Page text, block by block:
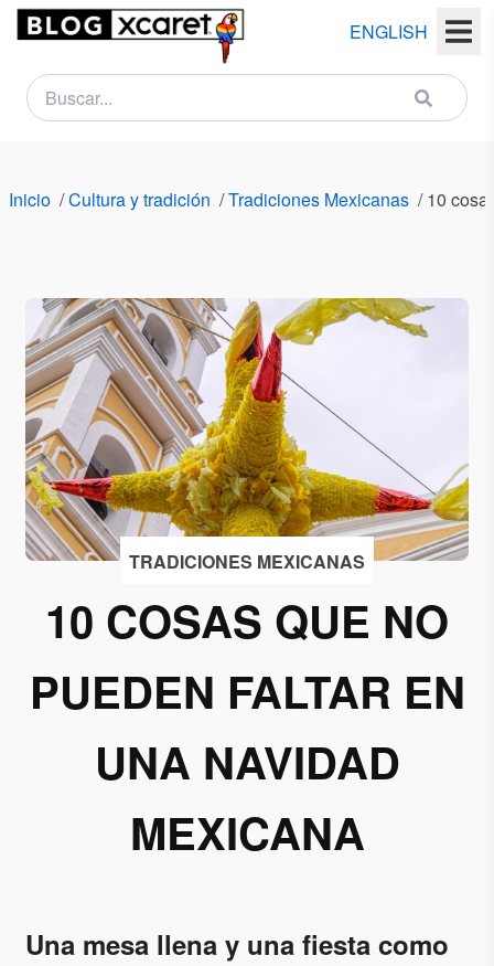
ENGLISH
Inicio /Cultura y tradición /Tradiciones Mexicanas /10
TRADICIONES MEXICANAS
10 COSAS QUE NO
PUEDEN FALTAR EN
UNA NAVIDAD
MEXICANA
Una mesa llena y una fiesta como
NEWSLETTER
Nombre
(s)
Email
País
Acepto
recibir
de
Grupo
Xcaret
permiso
a esta lista
Aceptar